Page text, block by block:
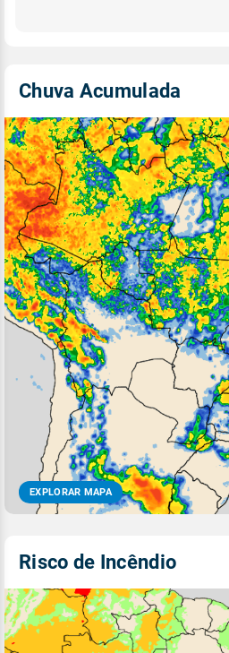
Chuva Acumulada
EXPLORAR MAPA
Risco de Incêndio